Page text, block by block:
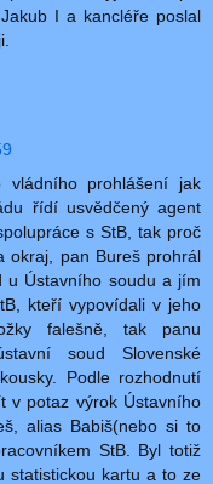
I a kancléře poslal
prohlášení jak
řídí usvědčený agent
s StB, tak proč
okraj, pan Bureš prohrál
u Ústavního soudu a jím
kteří vypovídali v jeho
falešně, tak panu
soud Slovenské
Podle rozhodnutí
v potaz výrok Ústavního
alias Babiš(nebo si to
StB. Byl totiž
statistickou kartu a to ze